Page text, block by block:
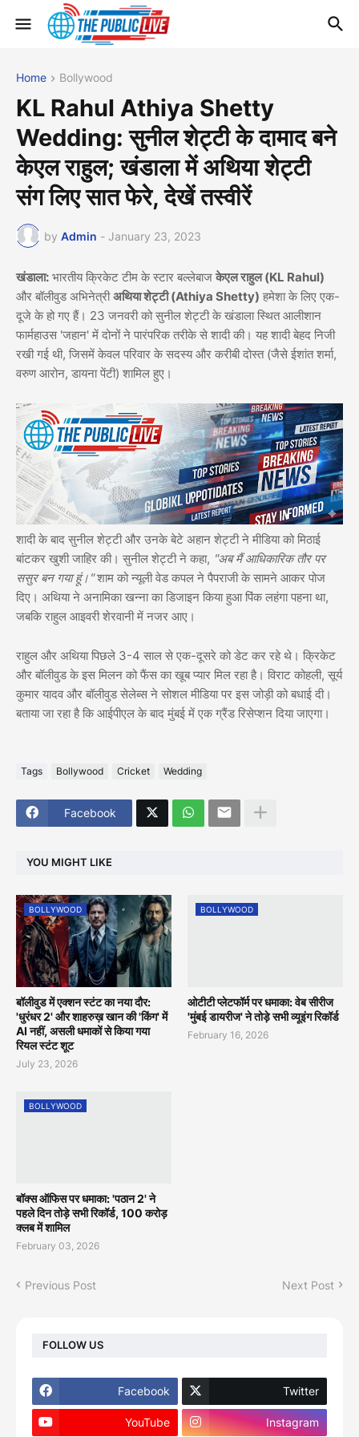
Home Bollywood
KL Rahul Athiya Shetty
Wedding: सुनील शेट्टी के दामाद बने
केएल राहुल; खंडाला में अथिया शेट्टी
संग लिए सात फेरे, देखें तस्वीरें
by Admin - January 23, 2023
खंडाला: भारतीय क्रिकेट टीम के स्टार बल्लेबाज केएल राहुल (KL Rahul)
और बॉलीवुड अभिनेत्रीअथिया शेट्टी (Athiya Shetty) हमेशा के लिए एक-
दूजे के हो गए हैं। 23 जनवरी को सुनील शेट्टी के खंडाला स्थित आलीशान
फार्महाउस 'जहान' में दोनों ने पारंपरिक तरीके से शादी की। यह शादी बेहद निजी
रखी गई थी, जिसमें केवल परिवार के सदस्य और करीबी दोस्त (जैसे ईशांत शर्मा,
वरुण आरोन, डायना पेंटी) शामिल हुए।
शादी के बाद सुनील शेट्टी और उनके बेटे अहान शेट्टी ने मीडिया को मिठाई
बांटकर खुशी जाहिर की। सुनील शेट्टी ने कहा, "अब मैं आधिकारिक तौर पर
ससुर बन गया हूं।"शाम को न्यूली वेड कपल ने पैपराजी के सामने आकर पोज
दिए। अथिया ने अनामिका खन्ना का डिजाइन किया हुआ पिंक लहंगा पहना था,
जबकि राहुल आइवरी शेरवानी में नजर आए।
राहुल और अथिया पिछले 3-4 साल से एक-दूसरे को डेट कर रहे थे। क्रिकेट
और बॉलीवुड के इस मिलन को फैंस का खूब प्यार मिल रहा है। विराट कोहली, सूर्य
कुमार यादव और बॉलीवुड सेलेब्स ने सोशल मीडिया पर इस जोड़ी को बधाई दी।
बताया जा रहा है कि आईपीएल के बाद मुंबई में एक ग्रैंड रिसेप्शन दिया जाएगा।
Tags Bollywood Cricket Wedding
Facebook
YOU MIGHT LIKE
BOLLYWOOD
बॉलीवुड में एक्शन स्टंट का नया दौर:
'धुरंधर 2' और शाहरुख़ खान की 'किंग' में
AI नहीं, असली धमाकों से किया गया
रियल स्टंट शूट
July 23, 2026
BOLLYWOOD
ओटीटी प्लेटफॉर्म पर धमाका: वेब सीरीज
'मुंबई डायरीज' ने तोड़े सभी व्यूइंग रिकॉर्ड
February 16, 2026
BOLLYWOOD
बॉक्स ऑफिस पर धमाका: 'पठान 2' ने
पहले दिन तोड़े सभी रिकॉर्ड, 100 करोड़
क्लब में शामिल
February 03, 2026
Previous Post Next Post
FOLLOW US
Facebook Twitter
YouTube Instagram